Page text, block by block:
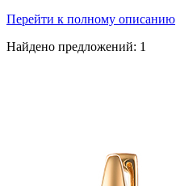
Перейти к полному описанию
Найдено предложений: 1